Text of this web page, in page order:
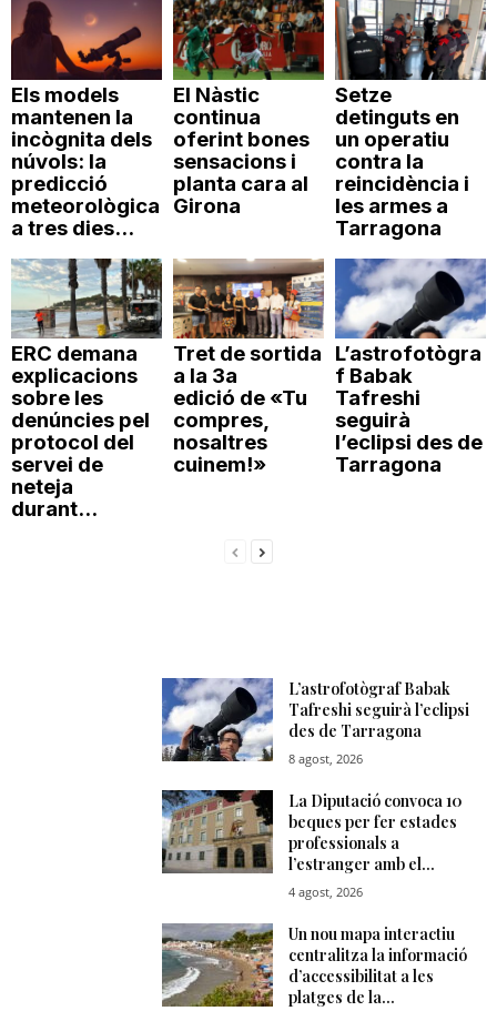
Els models
mantenen la
incògnita dels
núvols: la
predicció
meteorològica
a tres dies...
El Nàstic
continua
oferint bones
sensacions i
planta cara al
Girona
Setze
detinguts en
un operatiu
contra la
reincidència i
les armes a
Tarragona
ERC demana
explicacions
sobre les
denúncies pel
protocol del
servei de
neteja
durant...
Tret de sortida
a la 3a
edició de «Tu
compres,
nosaltres
cuinem!»
L’astrofotògra
f Babak
Tafreshi
seguirà
l’eclipsi des de
Tarragona